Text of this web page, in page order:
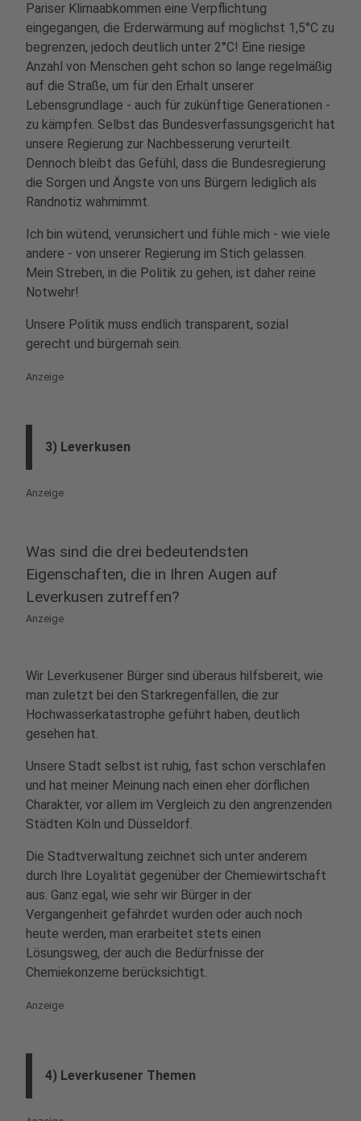
Pariser Klimaabkommen eine Verpflichtung
eingegangen, die Erderwärmung auf möglichst 1,5°C zu
begrenzen, jedoch deutlich unter 2°C! Eine riesige
Anzahl von Menschen geht schon so lange regelmäßig
auf die Straße, um für den Erhalt unserer
Lebensgrundlage - auch für zukünftige Generationen -
zu kämpfen. Selbst das Bundesverfassungsgericht hat
unsere Regierung zur Nachbesserung verurteilt.
Dennoch bleibt das Gefühl, dass die Bundesregierung
die Sorgen und Ängste von uns Bürgern lediglich als
Randnotiz wahrnimmt.
Ich bin wütend, verunsichert und fühle mich - wie viele
andere - von unserer Regierung im Stich gelassen.
Mein Streben, in die Politik zu gehen, ist daher reine
Notwehr!
Unsere Politik muss endlich transparent, sozial
gerecht und bürgernah sein.
Anzeige
3) Leverkusen
Anzeige
Was sind die drei bedeutendsten
Eigenschaften, die in Ihren Augen auf
Leverkusen zutreffen?
Anzeige
Wir Leverkusener Bürger sind überaus hilfsbereit, wie
man zuletzt bei den Starkregenfällen, die zur
Hochwasserkatastrophe geführt haben, deutlich
gesehen hat.
Unsere Stadt selbst ist ruhig, fast schon verschlafen
und hat meiner Meinung nach einen eher dörflichen
Charakter, vor allem im Vergleich zu den angrenzenden
Städten Köln und Düsseldorf.
Die Stadtverwaltung zeichnet sich unter anderem
durch Ihre Loyalität gegenüber der Chemiewirtschaft
aus. Ganz egal, wie sehr wir Bürger in der
Vergangenheit gefährdet wurden oder auch noch
heute werden, man erarbeitet stets einen
Lösungsweg, der auch die Bedürfnisse der
Chemiekonzerne berücksichtigt.
Anzeige
4) Leverkusener Themen